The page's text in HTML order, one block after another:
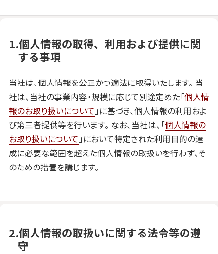
1.個人情報の取得、利用および提供に関
する事項
当社は、個人情報を公正かつ適法に取得いたします。 当
社は、当社の事業内容・規模に応じて別途定めた「個人情
報のお取り扱いについて」に基づき、個人情報の利用およ
び第三者提供等を行います。 なお、当社は、「個人情報の
お取り扱いについて」において特定された利用目的の達
成に必要な範囲を超えた個人情報の取扱いを行わず、そ
のための措置を講じます。
2.個人情報の取扱いに関する法令等の遵
守